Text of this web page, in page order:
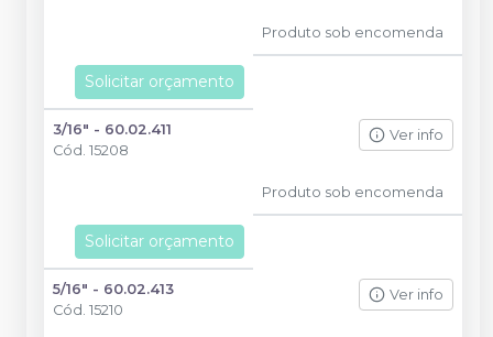
Produto sob encomenda
Solicitar orçamento
3/16" - 60.02.411
Cód. 15208
Ver info
Produto sob encomenda
Solicitar orçamento
5/16" - 60.02.413
Cód. 15210
Ver info